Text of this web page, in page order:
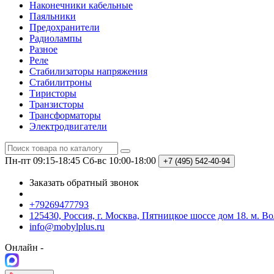
Наконечники кабельные
Паяльники
Предохранители
Радиолампы
Разное
Реле
Стабилизаторы напряжения
Стабилитроны
Тиристоры
Транзисторы
Трансформаторы
Электродвигатели
Пн-пт 09:15-18:45 Сб-вс 10:00-18:00 +7 (495) 542-40-94
Заказать обратный звонок
+79269477793
125430, Россия, г. Москва, Пятницкое шоссе дом 18. м.
info@mobylplus.ru
Онлайн -